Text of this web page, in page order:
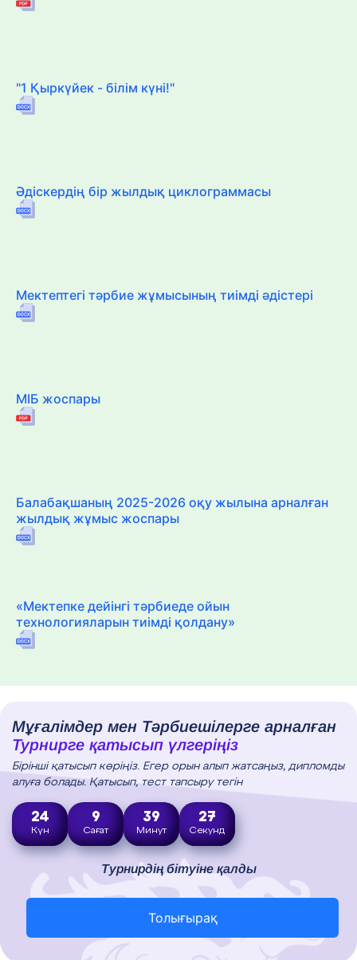
"1 Қыркүйек - білім күні!"
Әдіскердің бір жылдық циклограммасы
Мектептегі тәрбие жұмысының тиімді әдістері
МІБ жоспары
Балабақшаның 2025-2026 оқу жылына арналған
жылдық жұмыс жоспары
«Мектепке дейінгі тәрбиеде ойын
технологияларын тиімді қолдану»
Мұғалімдер мен Тәрбиешілерге арналған
Турнирге қатысып үлгеріңіз
Бірінші қатысып көріңіз. Егер орын алып жатсаңыз, дипломды
алуға болады. Қатысып, тест тапсыру тегін
24
Күн
9
Сағат
39
Минут
26
Секунд
Турнирдің бітуіне қалды
Толығырақ